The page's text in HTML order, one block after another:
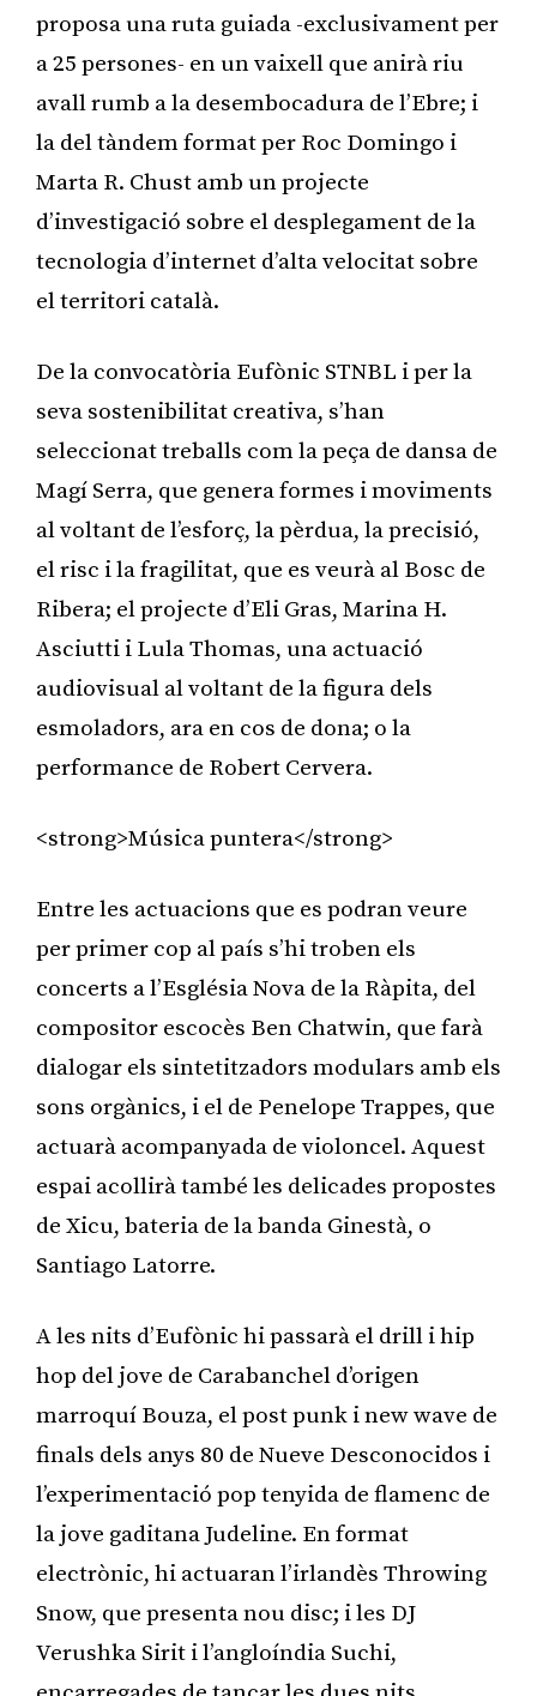
proposa una ruta guiada -exclusivament per
a 25 persones- en un vaixell que anirà riu
avall rumb a la desembocadura de l’Ebre; i
la del tàndem format per Roc Domingo i
Marta R. Chust amb un projecte
d’investigació sobre el desplegament de la
tecnologia d’internet d’alta velocitat sobre
el territori català.
De la convocatòria Eufònic STNBL i per la
seva sostenibilitat creativa, s’han
seleccionat treballs com la peça de dansa de
Magí Serra, que genera formes i moviments
al voltant de l’esforç, la pèrdua, la precisió,
el risc i la fragilitat, que es veurà al Bosc de
Ribera; el projecte d’Eli Gras, Marina H.
Asciutti i Lula Thomas, una actuació
audiovisual al voltant de la figura dels
esmoladors, ara en cos de dona; o la
performance de Robert Cervera.
<strong>Música puntera</strong>
Entre les actuacions que es podran veure
per primer cop al país s’hi troben els
concerts a l’Església Nova de la Ràpita, del
compositor escocès Ben Chatwin, que farà
dialogar els sintetitzadors modulars amb els
sons orgànics, i el de Penelope Trappes, que
actuarà acompanyada de violoncel. Aquest
espai acollirà també les delicades propostes
de Xicu, bateria de la banda Ginestà, o
Santiago Latorre.
A les nits d’Eufònic hi passarà el drill i hip
hop del jove de Carabanchel d’origen
marroquí Bouza, el post punk i new wave de
finals dels anys 80 de Nueve Desconocidos i
l’experimentació pop tenyida de flamenc de
la jove gaditana Judeline. En format
electrònic, hi actuaran l’irlandès Throwing
Snow, que presenta nou disc; i les DJ
Verushka Sirit i l’angloíndia Suchi,